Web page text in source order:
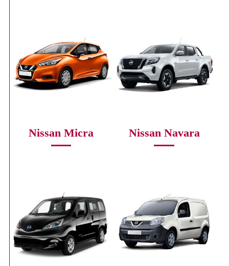
Nissan Micra Nissan Navara